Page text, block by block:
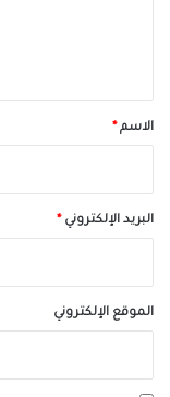
*الاسم*
البريد الإلكتروني*
الموقع الإلكتروني